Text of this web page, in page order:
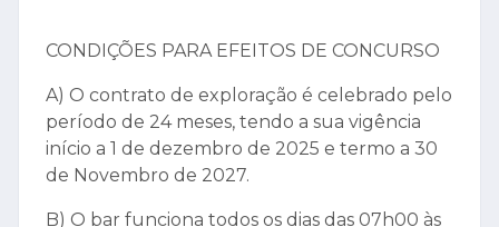
CONDIÇÕES PARA EFEITOS DE CONCURSO
A) O contrato de exploração é celebrado pelo
período de 24 meses, tendo a sua vigência
início a 1 de dezembro de 2025 e termo a 30
de Novembro de 2027.
B) O bar funciona todos os dias das 07h00 às